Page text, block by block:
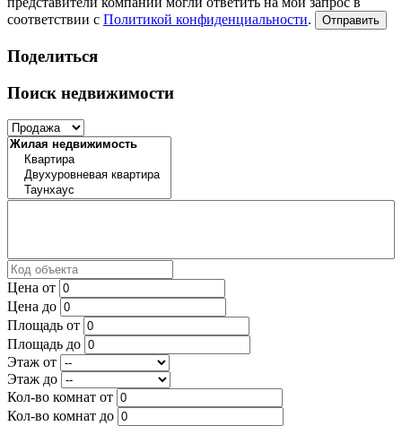
соответствии с Политикой конфиденциальности. Отправить
Поделиться
Поиск недвижимости
Цена от
Цена до
Площадь от
Площадь до
Этаж от
Этаж до
Кол-во комнат от
Кол-во комнат до